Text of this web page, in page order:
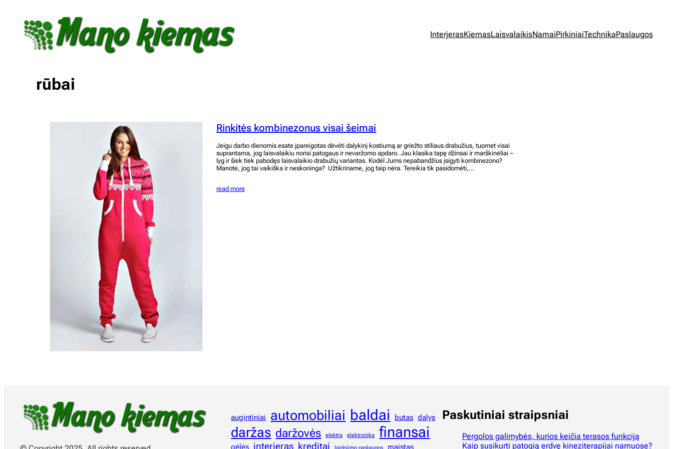
turinio
InterjerasKiemasLaisvalaikisNamaiPirkiniaiTechnikaPaslaugos
rūbai
Rinkitės kombinezonus visai šeimai
Jeigu darbo dienomis esate įpareigotas dėvėti dalykinį kostiumą ar griežto stiliaus drabužius, tuomet visai
suprantama, jog laisvalaikiu norisi patogaus ir nevaržomo apdaro. Jau klasika tapę džinsai ir marškinėliai –
lyg ir šiek tiek pabodęs laisvalaikio drabužių variantas. Kodėl Jums nepabandžius įsigyti kombinezono?
Manote, jog tai vaikiška ir neskoninga? Užtikriname, jog taip nėra. Tereikia tik pasidomėti,…
read more
augintiniai automobiliai baldai butas dalys
daržas daržovės elektra elektronika finansai
gėlės interjeras kreditai laidojimo paslaugos maistas
Paskutiniai straipsniai
Pergolos galimybės, kurios keičia terasos funkciją
Kaip susikurti patogią erdvę kineziterapijai namuose?